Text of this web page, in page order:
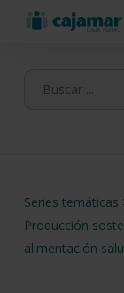
Series temáticas
Producción
alimentación